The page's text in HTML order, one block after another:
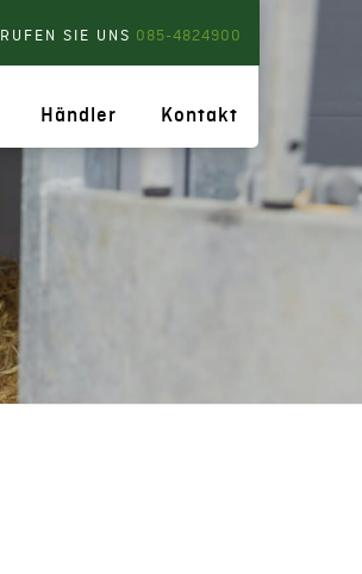
RUFEN SIE UNS 085-4824900
Händler Kontakt